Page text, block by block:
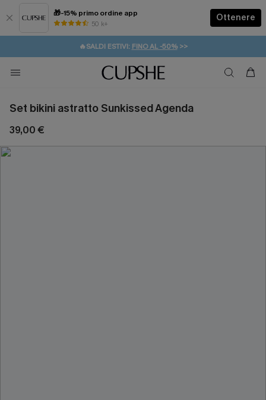
🎁-15% primo ordine app
50 k+
Ottenere
⚡️-15% SUGLI ESSENZIALI DA VACANZA | ACQUISTA
🔥SALDI ESTIVI: FINO AL -50%>>
🚚SPEDIZIONE GRATUITA DA 49€
💌REGALO PER I NUOVI: 20% DI SCONTO*
Set bikini astratto Sunkissed Agenda
39,00 €